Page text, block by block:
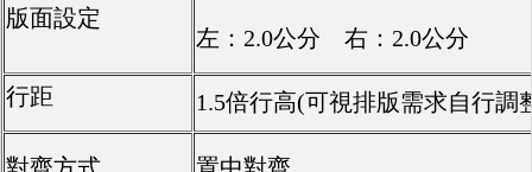
版面設定
左：2.0公分 右：2.0公分
行距 1.5倍行高(可視排版需求自行調